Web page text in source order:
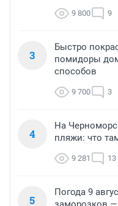
9 800 9
3
Быстро
помидоры
способов
9 700 3
4
На
пляжи: что
9 281 13
5
Погода 9